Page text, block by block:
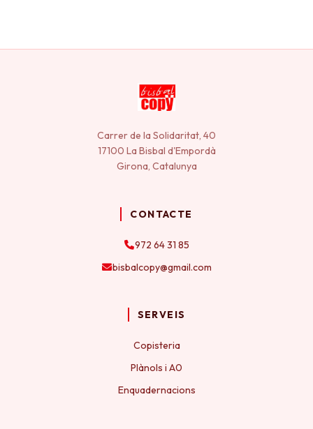
Carrer de la Solidaritat, 40
17100 La Bisbal d'Empordà
Girona, Catalunya
CONTACTE
972 64 31 85
bisbalcopy@gmail.com
SERVEIS
Copisteria
Plànols i A0
Enquadernacions